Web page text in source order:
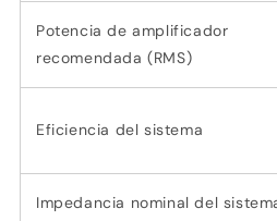
Potencia de amplificador
recomendada (RMS)
Eficiencia del sistema
Impedancia nominal del